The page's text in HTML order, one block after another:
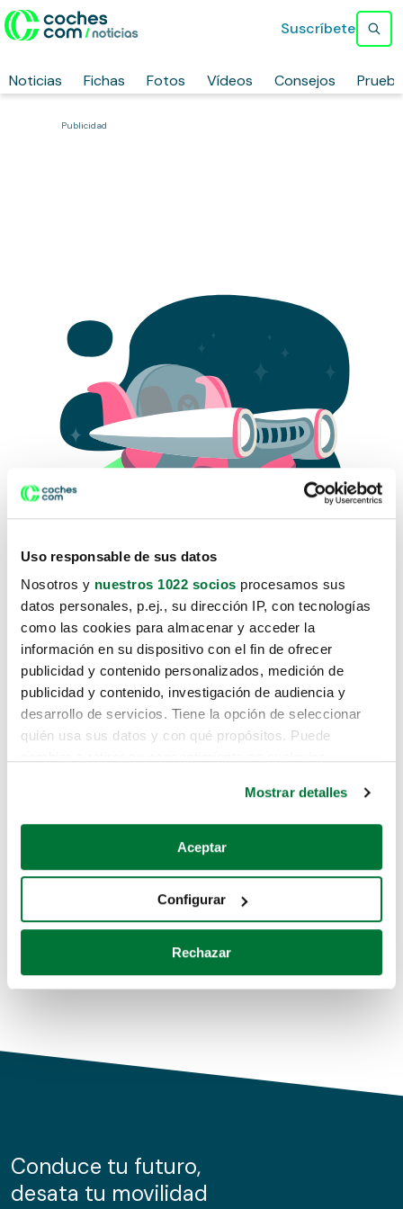
Uso responsable de sus datos
Nosotros y nuestros 1022 socios procesamos sus
datos personales, p.ej., su dirección IP, con tecnologías
como las cookies para almacenar y acceder la
información en su dispositivo con el fin de ofrecer
publicidad y contenido personalizados, medición de
publicidad y contenido, investigación de audiencia y
desarrollo de servicios. Tiene la opción de seleccionar
quién usa sus datos y con qué propósitos. Puede
Si lo permite, también quisiéramos:
Recopilar información sobre su ubicación geográfica
Identificar su dispositivo analizándolo activamente
para buscar características específicas (huellas
Obtenga más información sobre cómo se procesan sus
de cookies.
información sobre el uso que haga del sitio web con
nuestros partners de redes sociales, publicidad y análisis
Mostrar detalles
Aceptar
Configurar
Rechazar
Noticias Fichas Fotos Vídeos Consejos
Suscríbete
Publicidad
Lo sentimos, no sabemos como
te hemos traido hasta aquí.
Pero puedes encontrar el coche que estás
buscando en alguno de estos enlaces:
Coches de segunda mano
Coches de km0
Conduce tu futuro,
desata tu movilidad